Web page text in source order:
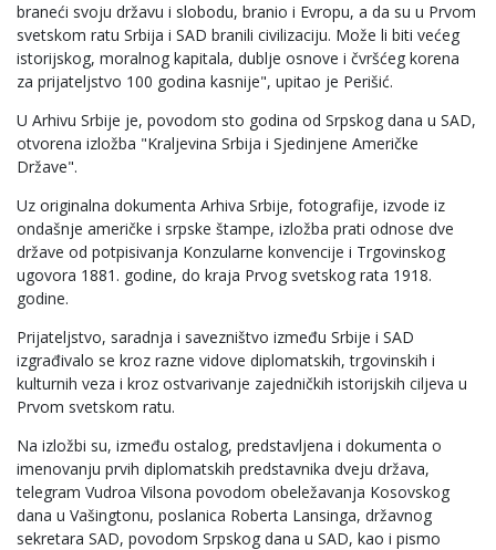
braneći svoju državu i slobodu, branio i Evropu, a da su u Prvom
svetskom ratu Srbija i SAD branili civilizaciju. Može li biti većeg
istorijskog, moralnog kapitala, dublje osnove i čvršćeg korena
za prijateljstvo 100 godina kasnije", upitao je Perišić.
U Arhivu Srbije je, povodom sto godina od Srpskog dana u SAD,
otvorena izložba "Kraljevina Srbija i Sjedinjene Američke
Države".
Uz originalna dokumenta Arhiva Srbije, fotografije, izvode iz
ondašnje američke i srpske štampe, izložba prati odnose dve
države od potpisivanja Konzularne konvencije i Trgovinskog
ugovora 1881. godine, do kraja Prvog svetskog rata 1918.
godine.
Prijateljstvo, saradnja i savezništvo između Srbije i SAD
izgrađivalo se kroz razne vidove diplomatskih, trgovinskih i
kulturnih veza i kroz ostvarivanje zajedničkih istorijskih ciljeva u
Prvom svetskom ratu.
Na izložbi su, između ostalog, predstavljena i dokumenta o
imenovanju prvih diplomatskih predstavnika dveju država,
telegram Vudroa Vilsona povodom obeležavanja Kosovskog
dana u Vašingtonu, poslanica Roberta Lansinga, državnog
sekretara SAD, povodom Srpskog dana u SAD, kao i pismo